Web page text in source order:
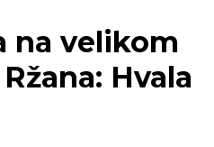
na velikom
Hvala